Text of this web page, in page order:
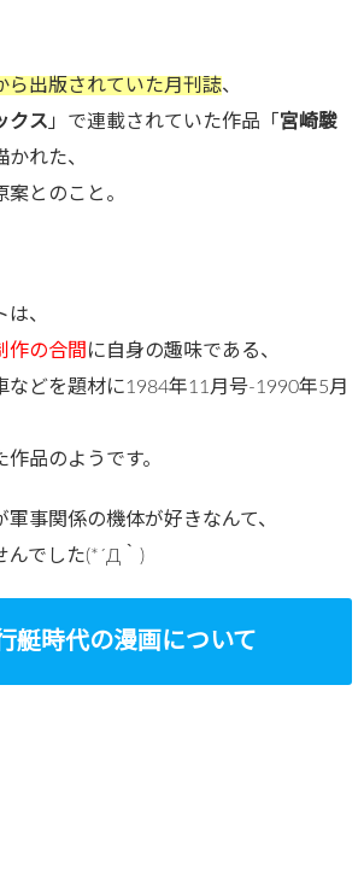
ら出版されていた月刊誌、
クス 」で連載されていた作品「 宮崎駿
かれた、
案とのこと。
、
作の合間 に自身の趣味である、
などを題材に1984年11月号-1990年5月
品のようです。
事関係の機体が好きなんて、
んでした(*´Д｀)
艇時代の漫画について